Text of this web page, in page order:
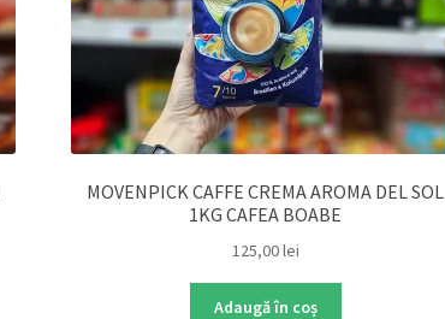
MOVENPICK CAFFE CREMA AROMA DEL SOL
1KG CAFEA BOABE
125,00lei
Adaugă în coș